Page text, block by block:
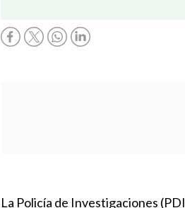
La Policía de Investigaciones